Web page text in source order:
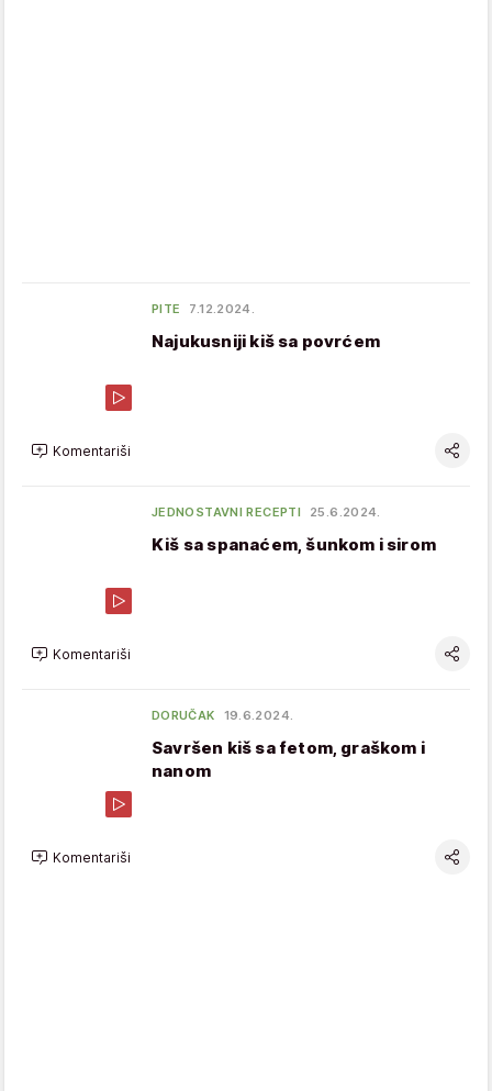
PITE 7.12.2024.
Najukusniji kiš sa povrćem
Komentariši
JEDNOSTAVNI RECEPTI 25.6.2024.
Kiš sa spanaćem, šunkom i sirom
Komentariši
DORUČAK 19.6.2024.
Savršen kiš sa fetom, graškom i
nanom
Komentariši